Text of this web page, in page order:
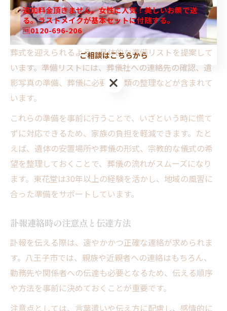
葬儀は突然訪れることが多く、あらかじめ準備をしてお
くことが大切です。東花堂では、八王子市で安心してお
葬式を迎えられるよう、具体的な準備リストを提案して
います。準備リストには、葬儀社への連絡先の確認、遺
影写真の準備、葬儀に必要な書類の整理などが含まれて
います。
これらの準備を事前に行うことで、いざという時に慌て
ずに対応できるため、家族の負担を軽減できます。たと
えば、遺体の安置場所や葬儀の形式、宗教的な儀式の希
望を整理しておくことで、葬儀の流れがスムーズになり
ます。東花堂は30年以上の経験を活かし、地域の風習に
合った準備をサポートしています。
訃報連絡時の注意点と伝達方法
訃報を伝える際は、速やかかつ正確な連絡が求められま
す。八王子市では、親族や近親者への連絡はもちろん、
勤務先や関係者への伝達も必要となるため、伝える順序
や方法を事前に決めておくことが重要です。
注意点としては、言葉遣いや伝え方に配慮し、感情的に
追加料金頂きません。女性に人気！美しいお顔で送
る。ラストメイクが基本セットに付随する。
🆓0120-696-206
ご相談はこちらから